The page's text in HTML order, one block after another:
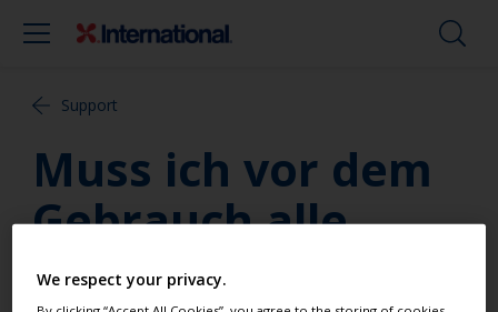
Support
Muss ich vor dem
Gebrauch alle
Hinweise auf dem
We respect your privacy.